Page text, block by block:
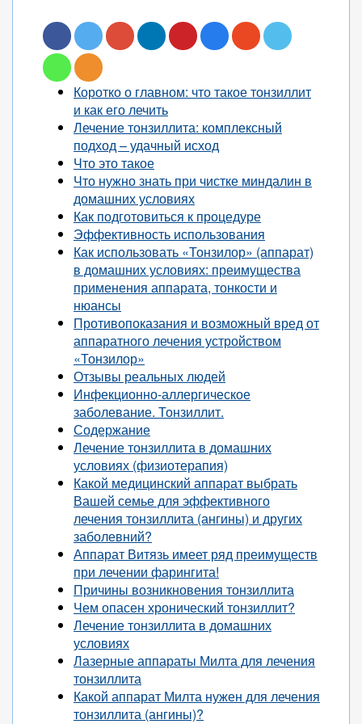
Коротко о главном: что такое тонзиллит
и как его лечить
Лечение тонзиллита: комплексный
подход – удачный исход
Что это такое
Что нужно знать при чистке миндалин в
домашних условиях
Как подготовиться к процедуре
Эффективность использования
Как использовать «Тонзилор» (аппарат)
в домашних условиях: преимущества
применения аппарата, тонкости и
нюансы
Противопоказания и возможный вред от
аппаратного лечения устройством
«Тонзилор»
Отзывы реальных людей
Инфекционно-аллергическое
заболевание. Тонзиллит.
Содержание
Лечение тонзиллита в домашних
условиях (физиотерапия)
Какой медицинский аппарат выбрать
Вашей семье для эффективного
лечения тонзиллита (ангины) и других
заболевний?
Аппарат Витязь имеет ряд преимуществ
при лечении фарингита!
Причины возникновения тонзиллита
Чем опасен хронический тонзиллит?
Лечение тонзиллита в домашних
условиях
Лазерные аппараты Милта для лечения
тонзиллита
Какой аппарат Милта нужен для лечения
тонзиллита (ангины)?